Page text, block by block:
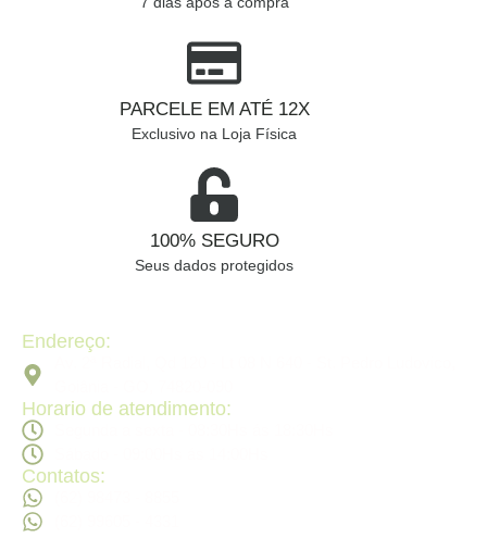
PARCELE EM ATÉ 12X
Exclusivo na Loja Física
100% SEGURO
Seus dados protegidos
Endereço:
Horario de atendimento:
Contatos: